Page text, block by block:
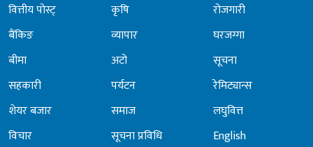
वित्तीय पोस्ट्
बैंकिङ
बीमा
सहकारी
शेयर बजार
विचार
कृषि
व्यापार
अटो
पर्यटन
समाज
सूचना प्रविधि
रोजगारी
घरजग्गा
सूचना
रेमिट्यान्स
लघुवित्त
English